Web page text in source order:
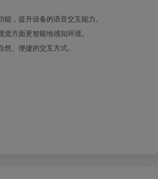
，提升设备的语音交互能力。
方面更智能地感知环境。
、便捷的交互方式。